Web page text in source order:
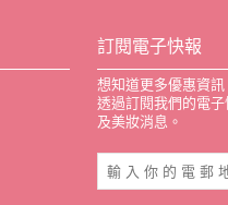
訂閱電子快報
想知道更多優惠資訊
透過訂閱我們的電
及美妝消息。